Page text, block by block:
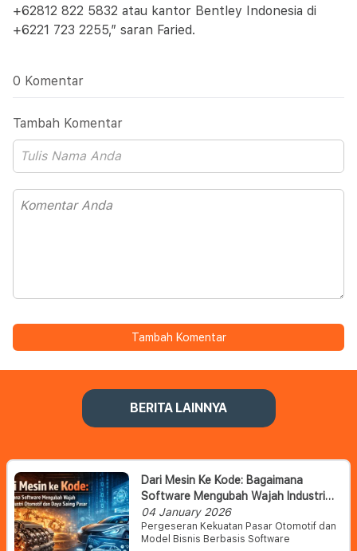
+62812 822 5832 atau kantor Bentley Indonesia di
+6221 723 2255,” saran Faried.
0 Komentar
Tambah Komentar
Tambah Komentar
BERITA LAINNYA
Dari Mesin Ke Kode: Bagaimana
Software Mengubah Wajah Industri
Otomotif Dan Daya Saing Pasar
04 January 2026
Pergeseran Kekuatan Pasar Otomotif dan
Model Bisnis Berbasis Software